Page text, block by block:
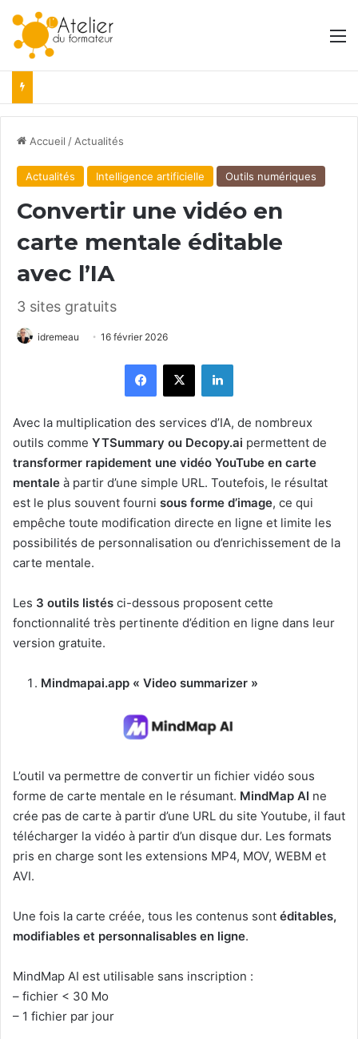
Accueil / Actualités
Actualités Intelligence artificielle Outils numériques
Convertir une vidéo en
carte mentale éditable
avec l’IA
3 sites gratuits
idremeau 16 février 2026
Facebook
X Linkedin
Avec la multiplication des services d’IA, de nombreux
outils comme YTSummary ou Decopy.ai permettent de
transformer rapidement une vidéo YouTube en carte
mentale à partir d’une simple URL. Toutefois, le résultat
est le plus souvent fourni sous forme d’image, ce qui
empêche toute modification directe en ligne et limite les
possibilités de personnalisation ou d’enrichissement de la
carte mentale.
Les 3 outils listés ci-dessous proposent cette
fonctionnalité très pertinente d’édition en ligne dans leur
version gratuite.
Mindmapai.app « Video summarizer »
L’outil va permettre de convertir un fichier vidéo sous
forme de carte mentale en le résumant. MindMap AI ne
crée pas de carte à partir d’une URL du site Youtube, il faut
télécharger la vidéo à partir d’un disque dur. Les formats
pris en charge sont les extensions MP4, MOV, WEBM et
AVI.
Une fois la carte créée, tous les contenus sont éditables,
modifiables et personnalisables en ligne.
MindMap AI est utilisable sans inscription :
– fichier < 30 Mo
– 1 fichier par jour